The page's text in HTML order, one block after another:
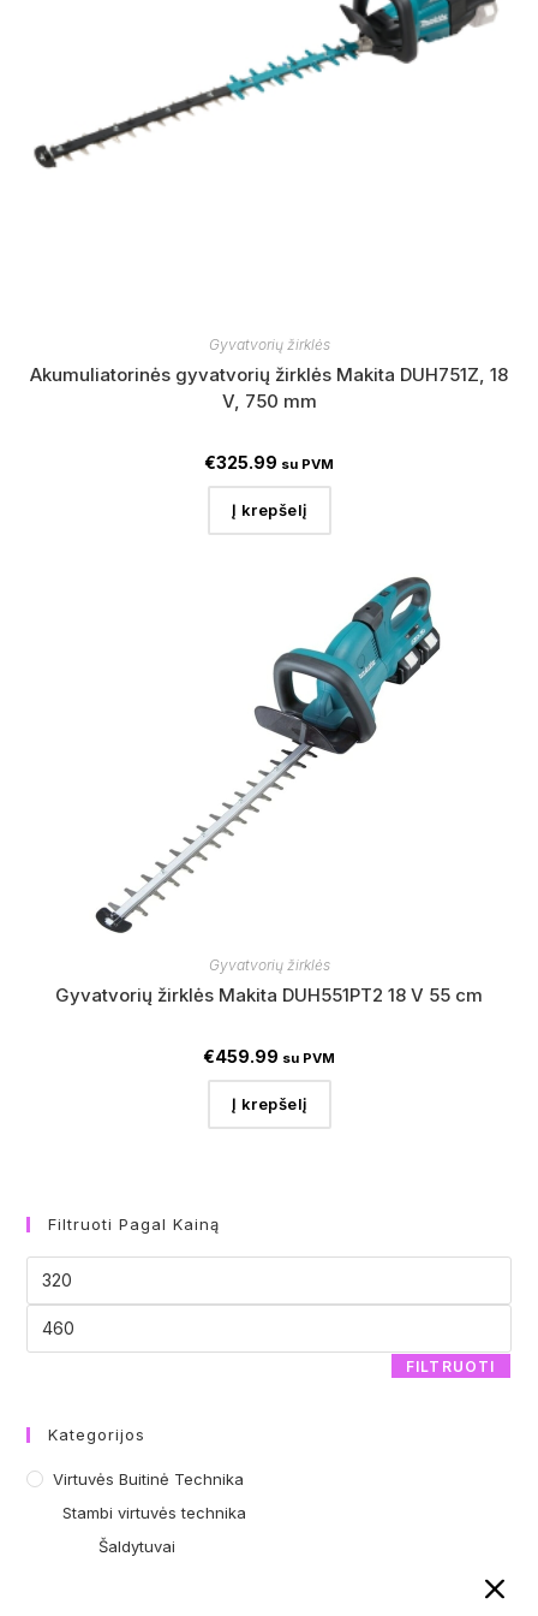
Gyvatvorių žirklės
Akumuliatorinės gyvatvorių žirklės Makita DUH751Z, 18
V, 750 mm
€325.99 su PVM
Į krepšelį
Gyvatvorių žirklės
Gyvatvorių žirklės Makita DUH551PT2 18 V 55 cm
€459.99 su PVM
Į krepšelį
Filtruoti Pagal Kainą
FILTRUOTI
Kategorijos
Virtuvės Buitinė Technika
Stambi virtuvės technika
Šaldytuvai